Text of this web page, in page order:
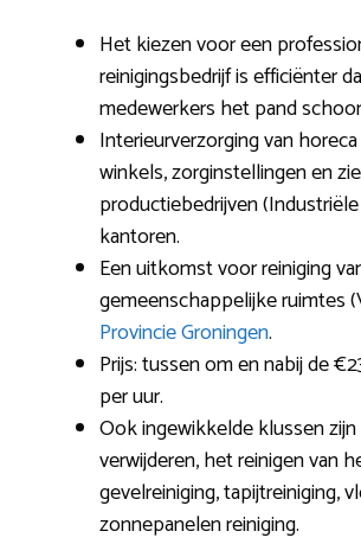
Het kiezen voor een
reinigingsbedrijf is efficiënter
medewerkers het pand
Interieurverzorging van
winkels, zorginstellingen en
productiebedrijven
kantoren.
Een uitkomst voor reiniging
gemeenschappelijke ruimtes
Provincie Groningen.
Prijs: tussen om en nabij de
per uur.
Ook ingewikkelde klussen
verwijderen, het reinigen van
gevelreiniging, tapijtreiniging,
zonnepanelen reiniging.